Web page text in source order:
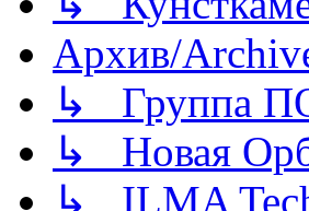
Архив/
↳ Группа
↳ Новая
↳ ILMA